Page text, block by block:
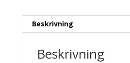
Beskrivning
Beskrivning